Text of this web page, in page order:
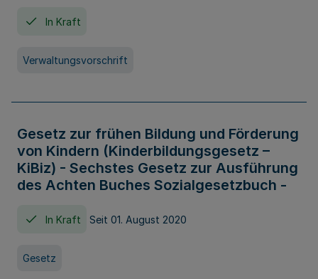
In Kraft
Verwaltungsvorschrift
Gesetz zur frühen Bildung und Förderung
von Kindern (Kinderbildungsgesetz –
KiBiz) - Sechstes Gesetz zur Ausführung
des Achten Buches Sozialgesetzbuch -
In Kraft Seit 01. August 2020
Gesetz